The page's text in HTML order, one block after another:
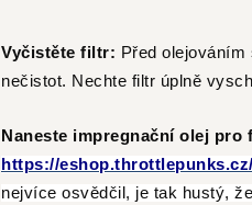
Vyčistěte filtr: Před
nečistot. Nechte filtr úplně
Naneste impregnační olej pro
https://
nejvíce osvědčil, je tak hustý,